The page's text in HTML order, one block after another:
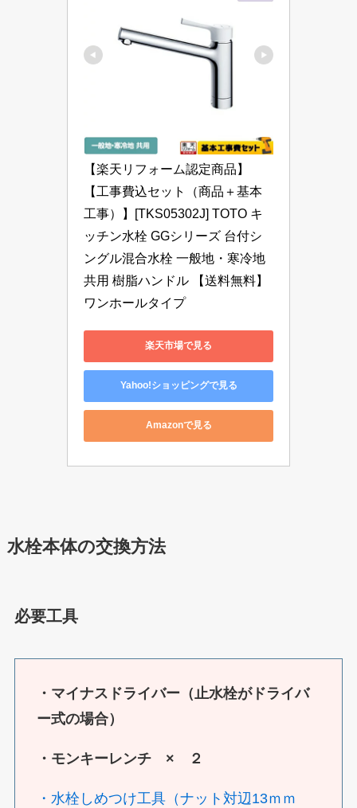
【楽天リフォーム認定商品】
【工事費込セット（商品＋基本
工事）】[TKS05302J] TOTO キ
ッチン水栓 GGシリーズ 台付シ
ングル混合水栓 一般地・寒冷地
共用 樹脂ハンドル 【送料無料】
ワンホールタイプ
楽天市場で見る
Yahoo!ショッピングで見る
Amazonで見る
水栓本体の交換方法
必要工具
・マイナスドライバー（止水栓がドライバ
ー式の場合）
・モンキーレンチ × ２
・水栓しめつけ工具（ナット対辺13ｍｍ